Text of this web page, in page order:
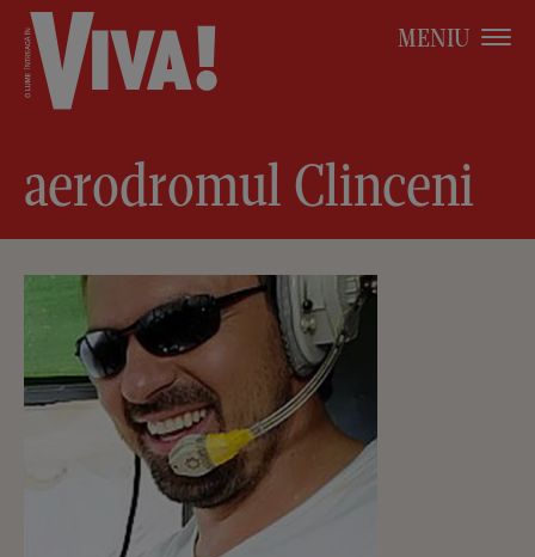
MENIU
aerodromul Clinceni